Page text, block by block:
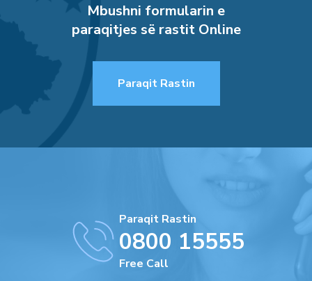
Mbushni formularin e
paraqitjes së rastit Online
Paraqit Rastin
Paraqit Rastin
0800 15555
Free Call